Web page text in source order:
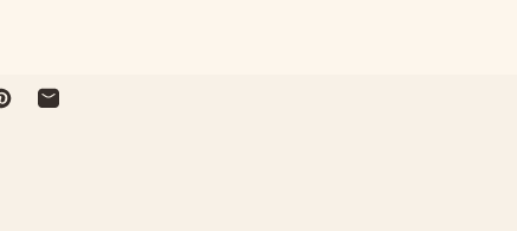
Facebook
sur X
Épingler sur Pinterest
Partager par Email